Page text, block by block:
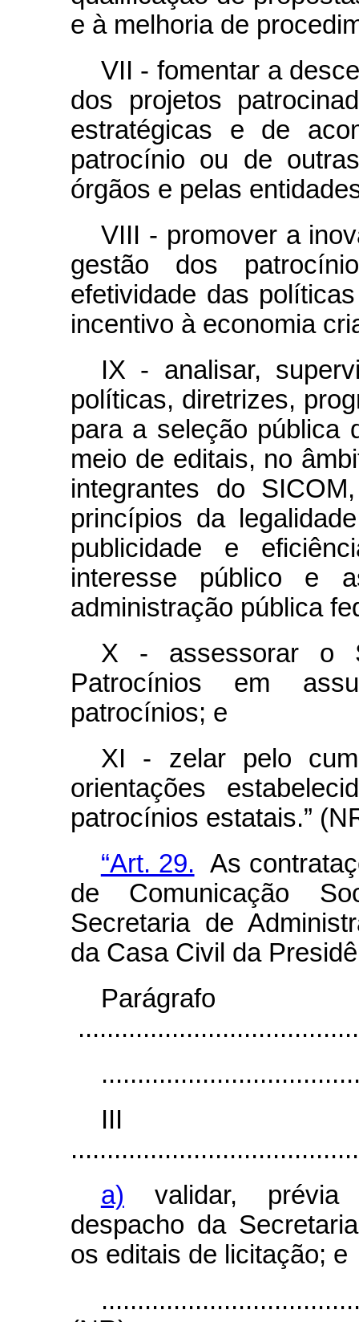
e à melhoria de
VII - fomentar a
dos projetos
estratégicas e de
patrocínio ou de
órgãos e pelas
VIII - promover a
gestão dos
efetividade das
incentivo à economia
IX - analisar,
políticas, diretrizes,
para a seleção pública
meio de editais, no
integrantes do
princípios da
publicidade e
interesse público e
administração pública
X - assessorar o
Patrocínios em
patrocínios; e
XI - zelar pelo
orientações
patrocínios estatais.”
“Art. 29. As
de Comunicação
Secretaria de
da Casa Civil da
a)
validar, prévia
despacho da
os editais de licitação; e